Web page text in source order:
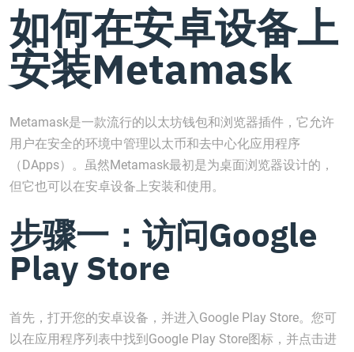
如何在安卓设备上
安装Metamask
Metamask是一款流行的以太坊钱包和浏览器插件，它允许
用户在安全的环境中管理以太币和去中心化应用程序
（DApps）。虽然Metamask最初是为桌面浏览器设计的，
但它也可以在安卓设备上安装和使用。
步骤一：访问Google
Play Store
首先，打开您的安卓设备，并进入Google Play Store。您可
以在应用程序列表中找到Google Play Store图标，并点击进